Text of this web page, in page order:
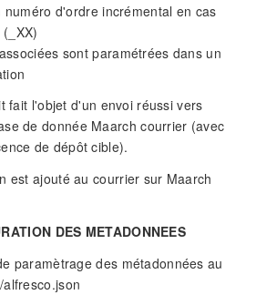
d'ordre incrémental en cas
sont paramétrées dans un
fait l'objet d'un envoi réussi vers
de donnée Maarch courrier (avec
de dépôt cible).
est ajouté au courrier sur Maarch
DES METADONNEES
paramètrage des métadonnées au